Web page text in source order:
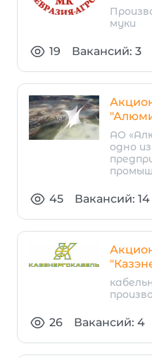
муки
19 Вакансий: 3
АО
одно
45 Вакансий: 14
26 Вакансий: 4